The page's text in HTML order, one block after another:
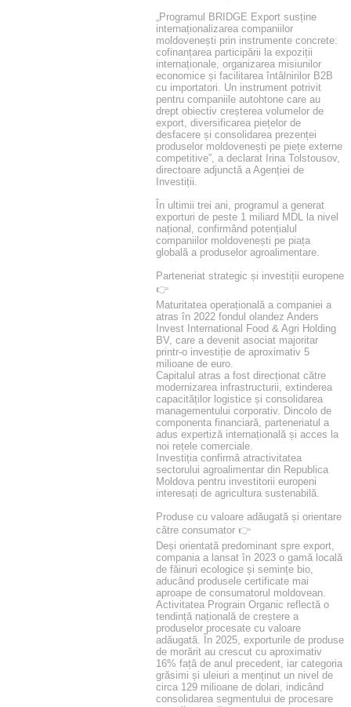
„Programul BRIDGE Export susține
internaționalizarea companiilor
moldovenești prin instrumente concrete:
cofinanțarea participării la expoziții
internaționale, organizarea misiunilor
economice și facilitarea întâlnirilor B2B
cu importatori. Un instrument potrivit
pentru companiile autohtone care au
drept obiectiv creșterea volumelor de
export, diversificarea piețelor de
desfacere și consolidarea prezenței
produselor moldovenești pe piețe externe
competitive”, a declarat Irina Tolstousov,
directoare adjunctă a Agenției de
Investiții.
În ultimii trei ani, programul a generat
exporturi de peste 1 miliard MDL la nivel
național, confirmând potențialul
companiilor moldovenești pe piața
globală a produselor agroalimentare.
Parteneriat strategic și investiții europene
👉
Maturitatea operațională a companiei a
atras în 2022 fondul olandez Anders
Invest International Food & Agri Holding
BV, care a devenit asociat majoritar
printr-o investiție de aproximativ 5
milioane de euro.
Capitalul atras a fost direcționat către
modernizarea infrastructurii, extinderea
capacităților logistice și consolidarea
managementului corporativ. Dincolo de
componenta financiară, parteneriatul a
adus expertiză internațională și acces la
noi rețele comerciale.
Investiția confirmă atractivitatea
sectorului agroalimentar din Republica
Moldova pentru investitorii europeni
interesați de agricultura sustenabilă.
Produse cu valoare adăugată și orientare
către consumator 👉
Deși orientată predominant spre export,
compania a lansat în 2023 o gamă locală
de făinuri ecologice și semințe bio,
aducând produsele certificate mai
aproape de consumatorul moldovean.
Activitatea Prograin Organic reflectă o
tendință națională de creștere a
produselor procesate cu valoare
adăugată. În 2025, exporturile de produse
de morărit au crescut cu aproximativ
16% față de anul precedent, iar categoria
grăsimi și uleiuri a menținut un nivel de
circa 129 milioane de dolari, indicând
consolidarea segmentului de procesare